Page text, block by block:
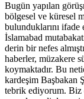
Bugün yapılan
bölgesel ve küresel
bulunduklarını
İslamabad
derin bir nefes
haberler, müzakere
koymaktadır. Bu
kardeşim Başbakan
tebrik ediyorum. Biz